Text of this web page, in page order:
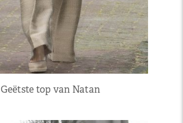
Geëtste top van Natan